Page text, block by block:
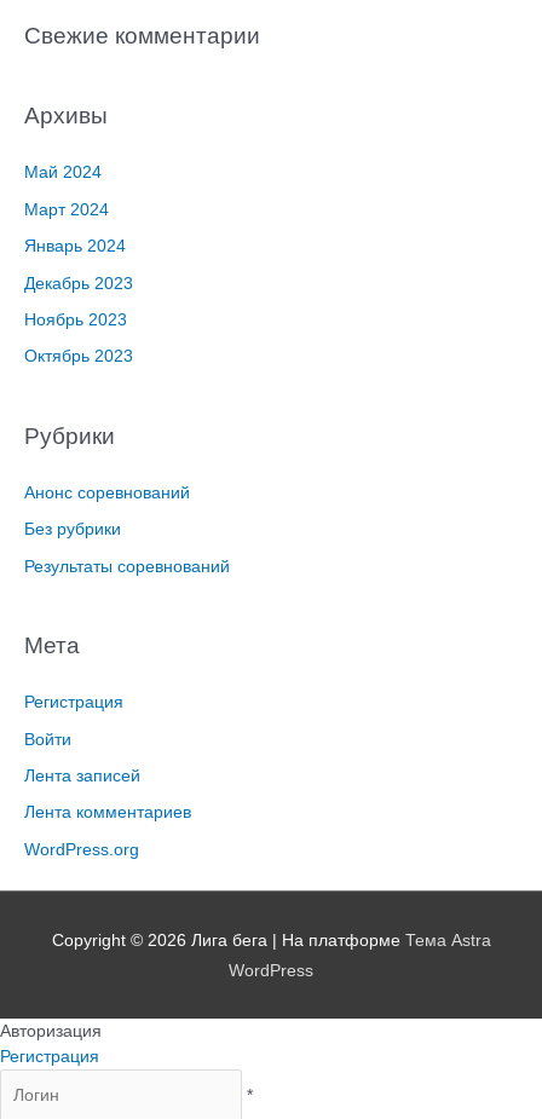
Свежие комментарии
Архивы
Май 2024
Март 2024
Январь 2024
Декабрь 2023
Ноябрь 2023
Октябрь 2023
Рубрики
Анонс соревнований
Без рубрики
Результаты соревнований
Мета
Регистрация
Войти
Лента записей
Лента комментариев
WordPress.org
Copyright © 2026 Лига бега | На платформе Тема Astra
WordPress
Авторизация
Регистрация
*